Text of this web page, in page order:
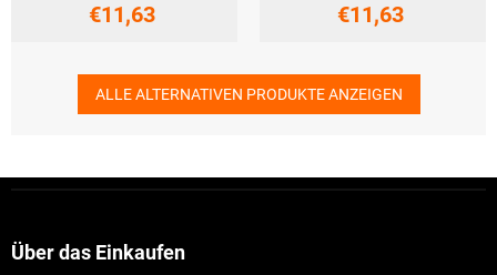
€11,63 €11,63
ALLE ALTERNATIVEN PRODUKTE ANZEIGEN
Über das Einkaufen